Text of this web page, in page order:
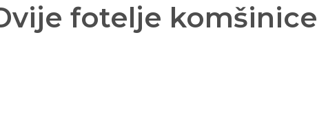
fotelje komšinice